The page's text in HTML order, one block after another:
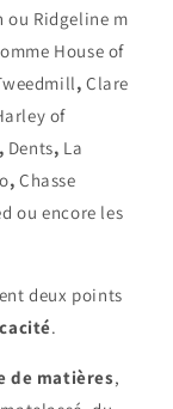
ou Ridgeline m
House of
,Clare
of
, Dents, La
, Chasse
ou encore les
deux points
.
de matières,